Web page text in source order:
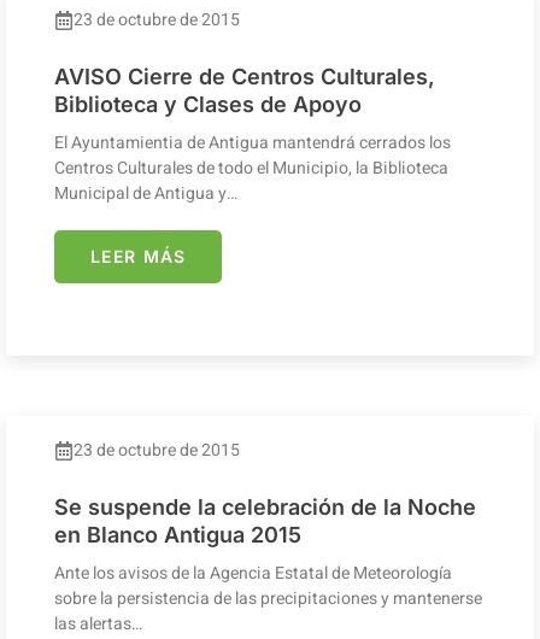
23 de octubre de 2015
AVISO Cierre de Centros Culturales,
Biblioteca y Clases de Apoyo
El Ayuntamientia de Antigua mantendrá cerrados los
Centros Culturales de todo el Municipio, la Biblioteca
Municipal de Antigua y…
LEER MÁS
23 de octubre de 2015
Se suspende la celebración de la Noche
en Blanco Antigua 2015
Ante los avisos de la Agencia Estatal de Meteorología
sobre la persistencia de las precipitaciones y mantenerse
las alertas…